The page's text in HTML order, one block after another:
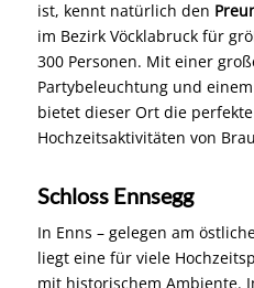
Preunerwirt
Eine Hochzeitsband, die in
ist, kennt natürlich den
im Bezirk Vöcklabruck für
300 Personen. Mit einer
bietet dieser Ort die perfekte
Schloss Ennsegg